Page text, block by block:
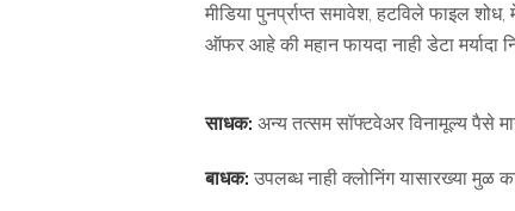
मीडिया पुनर्प्राप्त समावेश, हटविले फाइल
ऑफर आहे की महान फायदा नाही डेटा मर्यादा
साधक: अन्य तत्सम सॉफ्टवेअर विनामूल्य पैसे
बाधक: उपलब्ध नाही क्लोनिंग यासारख्या मुळ